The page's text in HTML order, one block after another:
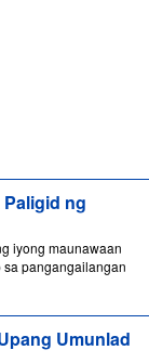
ng
iyong maunawaan
pangangailangan
Umunlad